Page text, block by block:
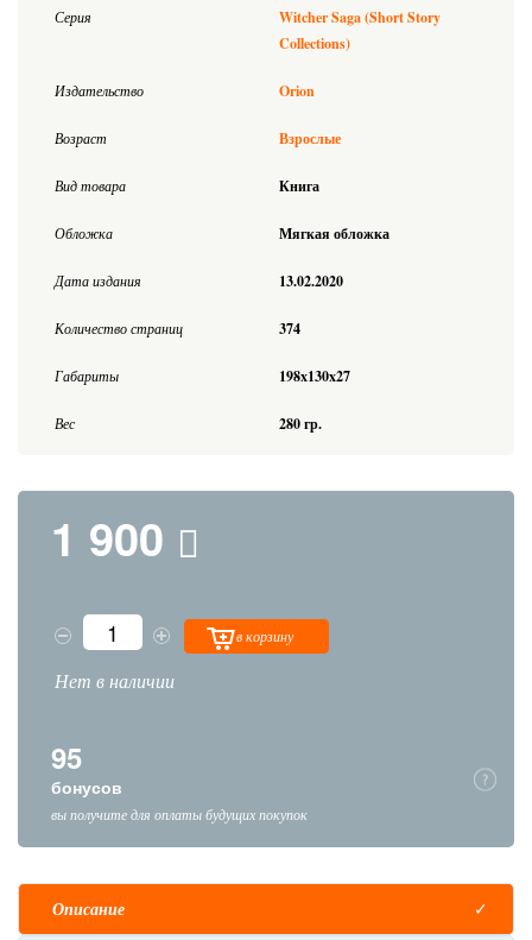
Серия
Witcher Saga (Short Story
Collections)
Издательство Orion
Возраст Взрослые
Вид товара Книга
Обложка Мягкая обложка
Дата издания 13.02.2020
Количество страниц 374
Габариты 198x130x27
Вес 280 гр.
1 900
в корзину
Нет в наличии
95
бонусов
вы получите для оплаты будущих покупок
Описание